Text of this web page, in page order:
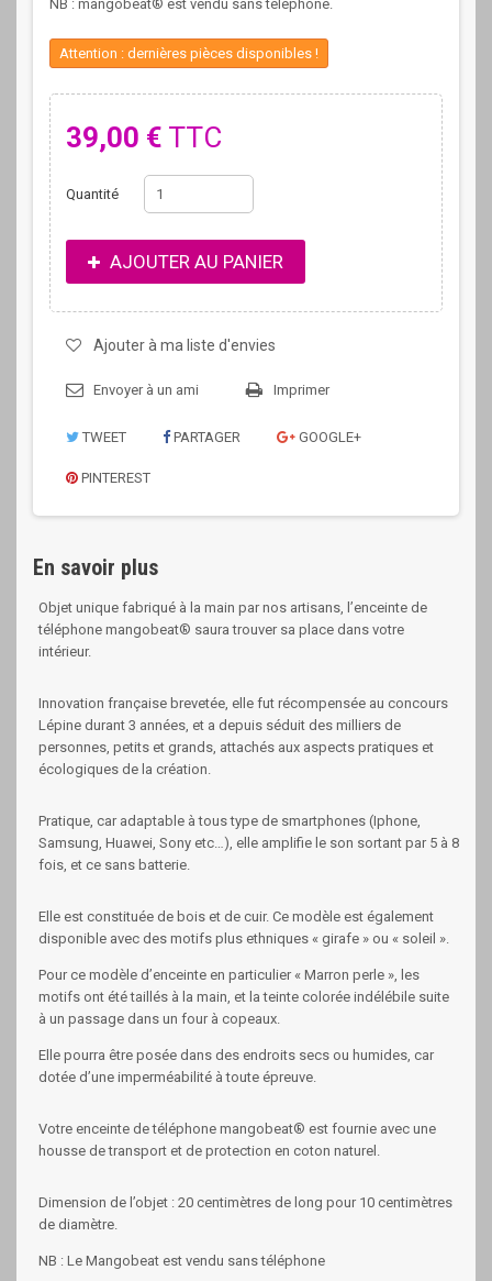
NB : mangobeat® est vendu sans téléphone.
Attention : dernières pièces disponibles !
39,00 € TTC
Quantité
AJOUTER AU PANIER
Ajouter à ma liste d'envies
Envoyer à un ami Imprimer
TWEET PARTAGER GOOGLE+
PINTEREST
En savoir plus
Objet unique fabriqué à la main par nos artisans, l’enceinte de
téléphone mangobeat® saura trouver sa place dans votre
intérieur.
Innovation française brevetée, elle fut récompensée au concours
Lépine durant 3 années, et a depuis séduit des milliers de
personnes, petits et grands, attachés aux aspects pratiques et
écologiques de la création.
Pratique, car adaptable à tous type de smartphones (Iphone,
Samsung, Huawei, Sony etc…), elle amplifie le son sortant par 5 à 8
fois, et ce sans batterie.
Elle est constituée de bois et de cuir. Ce modèle est également
disponible avec des motifs plus ethniques « girafe » ou « soleil ».
Pour ce modèle d’enceinte en particulier « Marron perle », les
motifs ont été taillés à la main, et la teinte colorée indélébile suite
à un passage dans un four à copeaux.
Elle pourra être posée dans des endroits secs ou humides, car
dotée d’une imperméabilité à toute épreuve.
Votre enceinte de téléphone mangobeat® est fournie avec une
housse de transport et de protection en coton naturel.
Dimension de l’objet : 20 centimètres de long pour 10 centimètres
de diamètre.
NB : Le Mangobeat est vendu sans téléphone